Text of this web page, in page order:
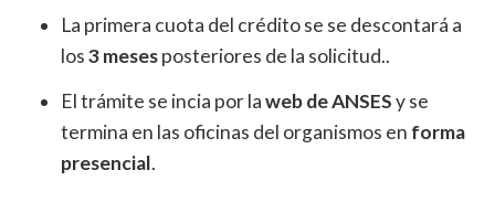
La primera cuota del crédito se se descontará a
los3 mesesposteriores de la solicitud..
El trámite se incia por laweb de ANSESy se
termina en las oficinas del organismos en forma
presencial.